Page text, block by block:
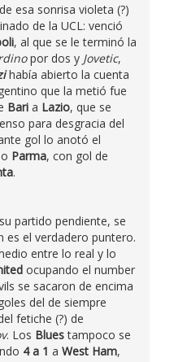
esa sonrisa violeta (?)
de la UCL: venció
, al que se le terminó la
por dos y Jovetic,
había abierto la cuenta
que la metió fue
Bari a Lazio, que se
para desgracia del
gol lo anotó el
Parma, con gol de
.
partido pendiente, se
es el verdadero puntero.
entre lo real y lo
ocupando el number
se sacaron de encima
del de siempre
fetiche (?) de
. Los Bluestampoco se
4 a 1 a West Ham,